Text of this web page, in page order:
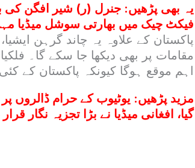
یہ بھی پڑھیں: جنرل (ر) شیر افگن کی
فیکٹ چیک میں بھارتی سوشل میڈیا مہم
پاکستان کے علاوہ یہ چاند گرہن
مقامات پر بھی دیکھا جا سکے گا۔
اہم موقع ہوگا کیونکہ پاکستان کے
مزید پڑھیں: یوٹیوب کے حرام ڈالروں پر
گیا، افغانی میڈیا نے بڑا تجزیہ نگار قرار